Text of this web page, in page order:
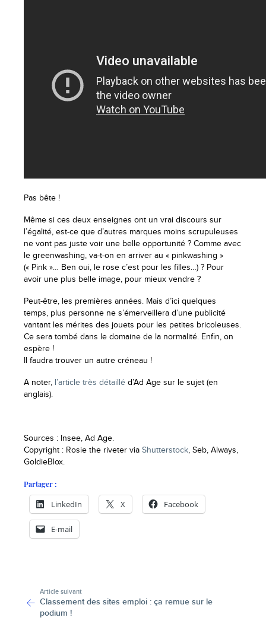
Pas bête !
Même si ces deux enseignes ont un vrai discours sur
l’égalité, est-ce que d’autres marques moins scrupuleuses
ne vont pas juste voir une belle opportunité ? Comme avec
le greenwashing, va-t-on en arriver au « pinkwashing »
(« Pink »… Ben oui, le rose c’est pour les filles…) ? Pour
avoir une plus belle image, pour mieux vendre ?
Peut-être, les premières années. Mais d’ici quelques
temps, plus personne ne s’émerveillera d’une publicité
vantant les mérites des jouets pour les petites bricoleuses.
Ce sera tombé dans le domaine de la normalité. Enfin, on
espère !
Il faudra trouver un autre créneau !
A noter, l’article très détaillé d’Ad Age sur le sujet (en
anglais).
Sources : Insee, Ad Age.
Copyright : Rosie the riveter via Shutterstock, Seb, Always,
GoldieBlox.
Partager :
LinkedIn X Facebook
E-mail
Article suivant
Classement des sites emploi : ça remue sur le
podium !